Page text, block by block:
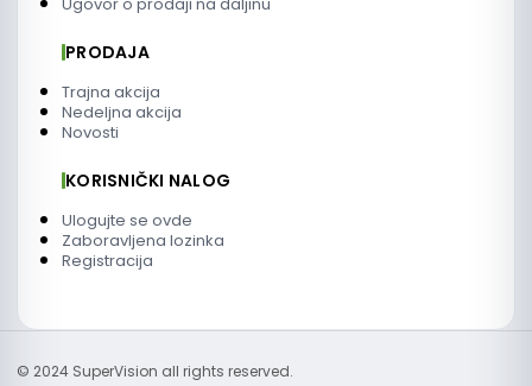
PRODAJA
Trajna akcija
Nedeljna akcija
Novosti
KORISNIČKI NALOG
Ulogujte se ovde
Zaboravljena lozinka
Registracija
© 2024 SuperVision all rights reserved.